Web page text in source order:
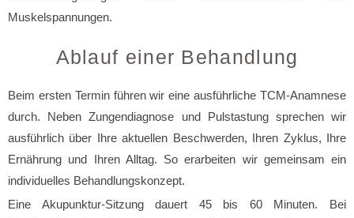
Muskelspannungen.
Ablauf einer Behandlung
Beim ersten Termin führen wir eine ausführliche TCM-Anamnese
durch. Neben Zungendiagnose und Pulstastung sprechen wir
ausführlich über Ihre aktuellen Beschwerden, Ihren Zyklus, Ihre
Ernährung und Ihren Alltag. So erarbeiten wir gemeinsam ein
individuelles Behandlungskonzept.
Eine Akupunktur-Sitzung dauert 45 bis 60 Minuten. Bei